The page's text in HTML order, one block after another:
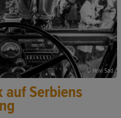
© Novi Sad
auf Serbiens